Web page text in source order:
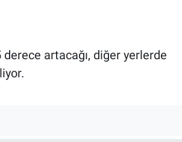
derece artacağı, diğer yerlerde